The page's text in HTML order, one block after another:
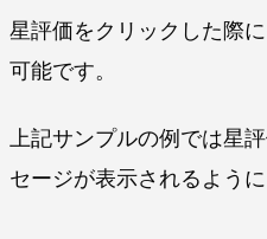
星評価をクリックした際
可能です。
上記サンプルの例では星
セージが表示されるように